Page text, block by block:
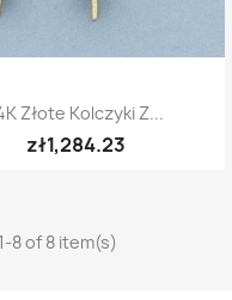
Quick view
Złote Kolczyki Z...
zł1,284.23
8 of 8 item(s)